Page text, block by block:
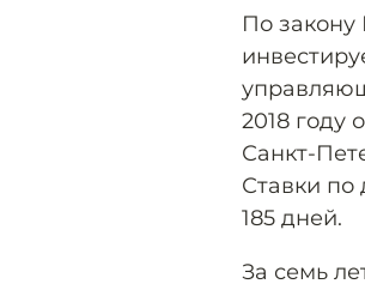
По
2018 году
Санкт-
Ставки по
185 дней.
За семь